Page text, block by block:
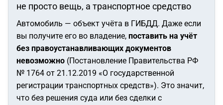
не просто вещь, а транспортное средство
Автомобиль — объект учёта в ГИБДД. Даже если
вы получите его во владение, поставить на учёт
без правоустанавливающих документов
невозможно (Постановление Правительства РФ
№ 1764 от 21.12.2019 «О государственной
регистрации транспортных средств»). Это значит,
что без решения суда или без сделки с